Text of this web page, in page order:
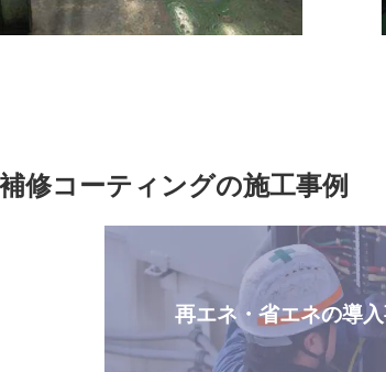
修コーティングの施工事例
再エネ・省エネの導